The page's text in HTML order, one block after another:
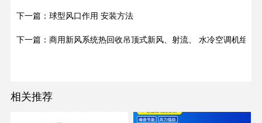
下一篇：球型风口作用 安装方法
下一篇：商用新风系统热回收吊顶式新风、射流、 水冷空调机组降
相关推荐